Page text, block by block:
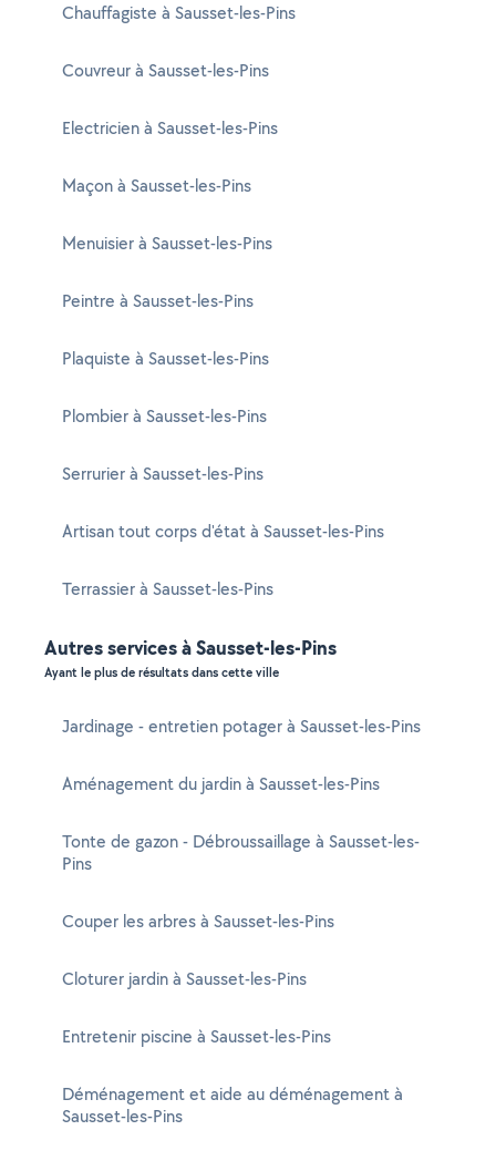
Chauffagiste à Sausset-les-Pins
Couvreur à Sausset-les-Pins
Electricien à Sausset-les-Pins
Maçon à Sausset-les-Pins
Menuisier à Sausset-les-Pins
Peintre à Sausset-les-Pins
Plaquiste à Sausset-les-Pins
Plombier à Sausset-les-Pins
Serrurier à Sausset-les-Pins
Artisan tout corps d'état à Sausset-les-Pins
Terrassier à Sausset-les-Pins
Autres services à Sausset-les-Pins
Ayant le plus de résultats dans cette ville
Jardinage - entretien potager à Sausset-les-Pins
Aménagement du jardin à Sausset-les-Pins
Tonte de gazon - Débroussaillage à Sausset-les-
Pins
Couper les arbres à Sausset-les-Pins
Cloturer jardin à Sausset-les-Pins
Entretenir piscine à Sausset-les-Pins
Déménagement et aide au déménagement à
Sausset-les-Pins